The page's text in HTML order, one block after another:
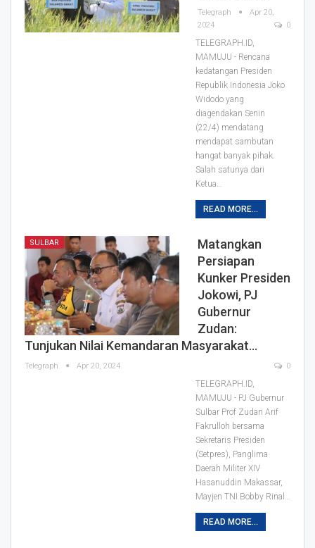
Telegraph
Apr 20,
2024
0
TELEGRAPH.ID,
MAMUJU - Rencana
kedatangan Presiden
Republik Indonesia Joko
Widodo yang
diagendakan Senin
(22/4) mendatang
mendapat sambutan
hangat banyak pihak.
Salah satunya dari
Ketua…
READ MORE...
SULBAR
Matangkan
Persiapan
Kunker Presiden
Jokowi, PJ
Gubernur
Zudan:
Tunjukan Nilai Kemandaran Masyarakat…
Telegraph Apr 20, 2024 0
TELEGRAPH.ID,
MAMUJU - PJ Gubernur
Sulbar Prof Zudan Arif
Fakrulloh bersama
Sekretaris Presiden
(Setpres), Panglima
Daerah Militer XIV
Hasanuddin Makassar,
Mayjen TNI Bobby Rinal…
READ MORE...